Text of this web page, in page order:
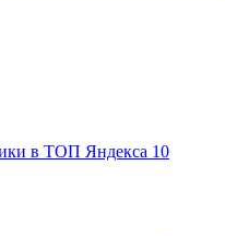
в ТОП Яндекса 10